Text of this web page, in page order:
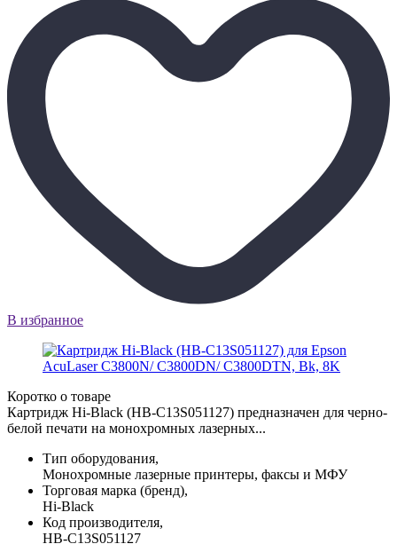
В избранное
Коротко о товаре
Картридж Hi-Black (HB-C13S051127) предназначен для черно-
белой печати на монохромных лазерных...
Тип оборудования,
Монохромные лазерные принтеры, факсы и МФУ
Торговая марка (бренд),
Hi-Black
Код производителя,
HB-C13S051127